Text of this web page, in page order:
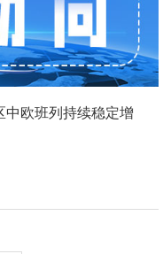
中欧班列持续稳定增